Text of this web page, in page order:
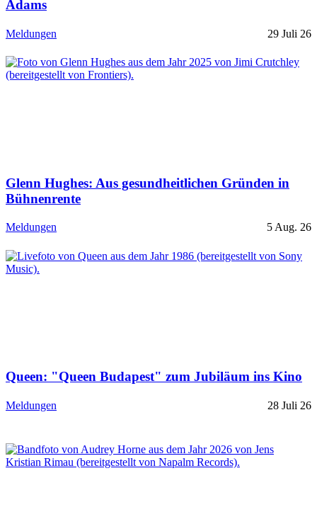
Adams
Meldungen 29 Juli 26
Glenn Hughes: Aus gesundheitlichen Gründen in
Bühnenrente
Meldungen 5 Aug. 26
Queen: "Queen Budapest" zum Jubiläum ins Kino
Meldungen 28 Juli 26